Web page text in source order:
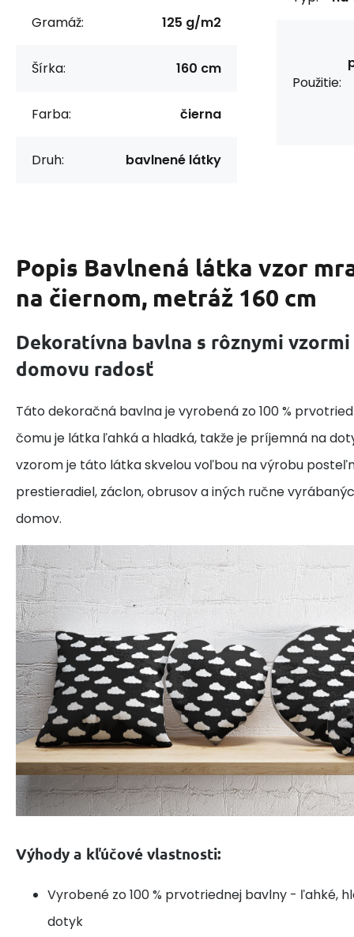
Gramáž: 125 g/m2
Šírka: 160 cm
Farba: čierna
Druh: bavlnené látky
Použitie:
Popis Bavlnená látka vzor
na čiernom, metráž 160 cm
Dekoratívna bavlna s rôznymi vzormi
domovu radosť
Táto dekoračná bavlna je vyrobená zo 100 %
čomu je látka ľahká a hladká, takže je príjemná na
vzorom je táto látka skvelou voľbou na výrobu
prestieradiel, záclon, obrusov a iných ručne
domov.
Výhody a kľúčové vlastnosti:
Vyrobené zo 100 % prvotriednej bavlny - ľahké,
dotyk